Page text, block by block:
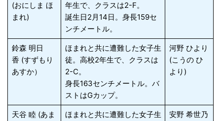
(おにしま ほ
まれ)
年生で、クラスは2-F。
誕生日2月14日。身長159セ
ンチメートル。
鈴森 明日
香 (すずもり
あすか）
ほまれと共に遭難した女子生
徒。高校2年生で、クラスは
2-C。
身長163センチメートル。バ
ストはGカップ。
河野 ひより
(こうの ひ
より)
天谷 睦 (あま
ほまれと共に遭難した女子生
安野 希世乃